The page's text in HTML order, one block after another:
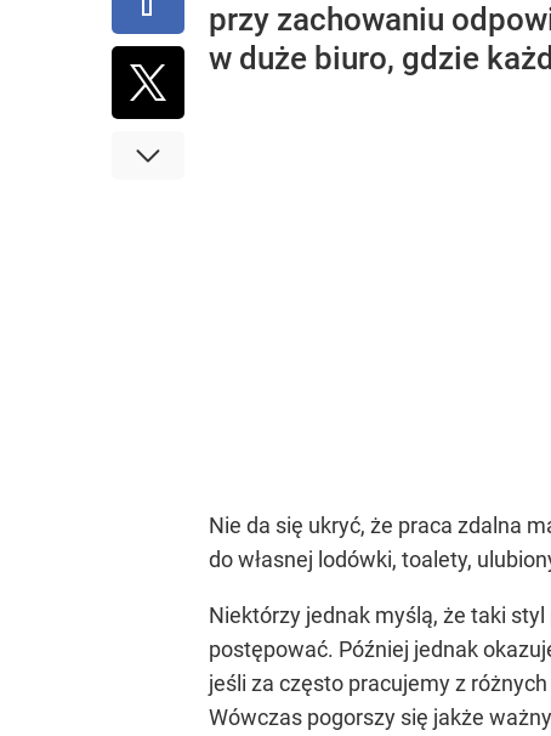
przy zachowaniu
w duże biuro, gdzie
Nie da się ukryć, że praca zdalna
do własnej lodówki, toalety,
Niektórzy jednak myślą, że taki
postępować. Później jednak
jeśli za często pracujemy z
Wówczas pogorszy się jakże